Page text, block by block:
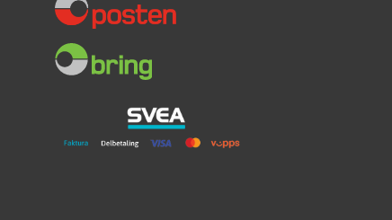
nyere-Twist Lock
For manuelle toaletter
839,-